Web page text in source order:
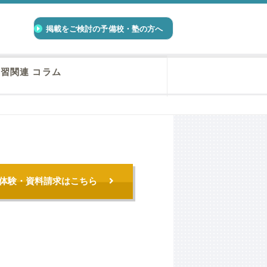
掲載をご検討の予備校・塾の方へ
関連 コラム
験・資料請求はこちら